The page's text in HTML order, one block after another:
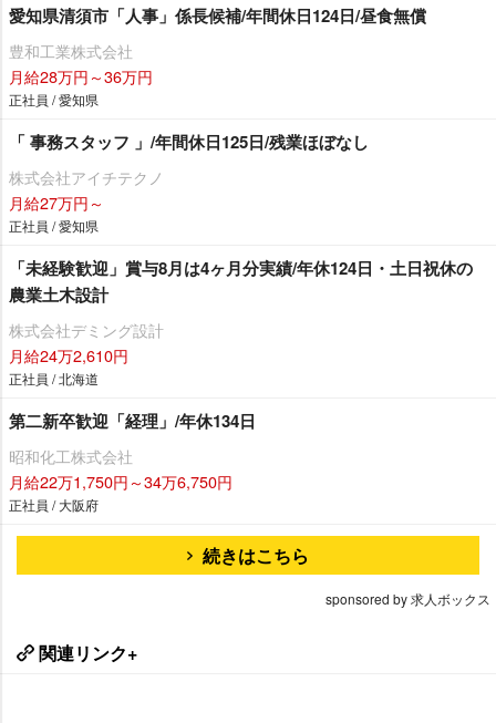
愛知県清須市「人事」係長候補/年間休日124日/昼食無償
豊和工業株式会社
月給28万円～36万円
正社員 / 愛知県
「 事務スタッフ 」/年間休日125日/残業ほぼなし
株式会社アイチテクノ
月給27万円～
正社員 / 愛知県
「未経験歓迎」賞与8月は4ヶ月分実績/年休124日・土日祝休の
農業土木設計
株式会社デミング設計
月給24万2,610円
正社員 / 北海道
第二新卒歓迎「経理」/年休134日
昭和化工株式会社
月給22万1,750円～34万6,750円
正社員 / 大阪府
続きはこちら
sponsored by 求人ボックス
関連リンク+